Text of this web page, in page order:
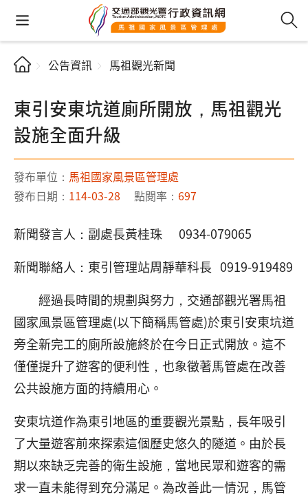
公告資訊 馬祖觀光新聞
東引安東坑道廁所開放，馬祖觀光
設施全面升級
發布單位： 馬祖國家風景區管理處
發布日期： 114-03-28 點閱率： 697
新聞發言人：副處長黃桂珠 0934-079065
新聞聯絡人：東引管理站周靜華科長 0919-919489
經過長時間的規劃與努力，交通部觀光署馬祖
國家風景區管理處(以下簡稱馬管處)於東引安東坑道
旁全新完工的廁所設施終於在今日正式開放。這不
僅僅提升了遊客的便利性，也象徵著馬管處在改善
公共設施方面的持續用心。
安東坑道作為東引地區的重要觀光景點，長年吸引
了大量遊客前來探索這個歷史悠久的隧道。由於長
期以來缺乏完善的衛生設施，當地民眾和遊客的需
求一直未能得到充分滿足。為改善此一情況，馬管